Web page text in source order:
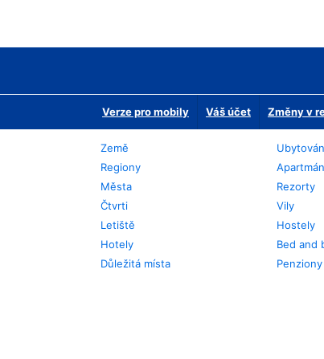
Verze pro mobily Váš účet Změny v
Země
Regiony
Města
Čtvrti
Letiště
Hotely
Důležitá místa
Rezorty
Vily
Hostely
Bed and
Penziony